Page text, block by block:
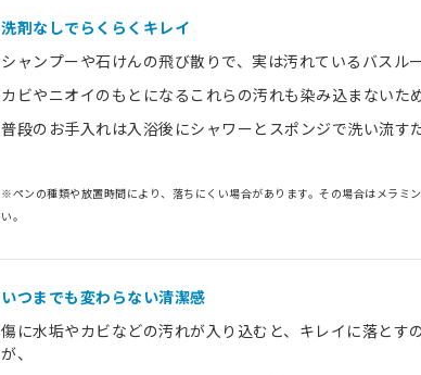
洗剤なしでらくらくキレイ
シャンプーや石けんの飛び散りで、実は汚れているバスル
カビやニオイのもとになるこれらの汚れも染み込まないため
普段のお手入れは入浴後にシャワーとスポンジで洗い流す
※ペンの種類や放置時間により、落ちにくい場合があります。その場合はメラミ
い。
いつまでも変わらない清潔感
傷に水垢やカビなどの汚れが入り込むと、キレイに落とす
が、